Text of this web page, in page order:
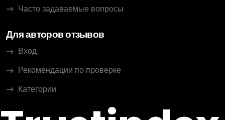
Часто задаваемые вопросы
Для авторов отзывов
Вход
Рекомендации по проверке
Категории